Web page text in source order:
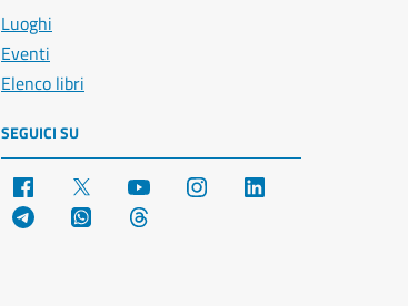
Luoghi
Eventi
Elenco libri
SEGUICI SU
Facebook YouTube Instagram
Telegram WhatsApp